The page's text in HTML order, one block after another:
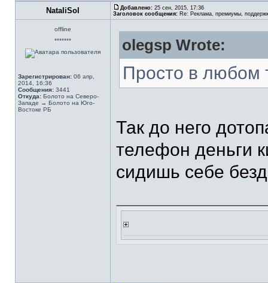
NataliSol Добавлено: 25 сен, 2015, 17:36
Заголовок сообщения: Re: Реклама, премиумы,
offline
*******
Зарегистрирован: 06 апр,
2014, 16:36
Сообщения: 3441
Откуда: Болото на Северо-
Западе → Болото на Юго-
Востоке РБ
olegsp Wrote:
Просто в любом
Так до него
телефон деньги
сидишь себе